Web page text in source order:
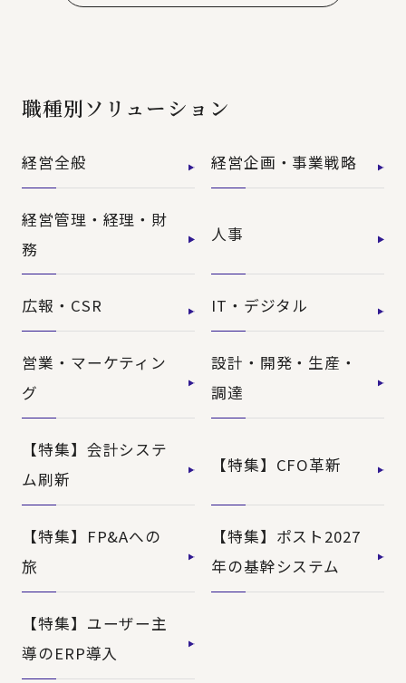
職種別ソリューション
経営全般 経営企画・事業戦略
経営管理・経理・財
務
人事
広報・CSR IT・デジタル
営業・マーケティン
グ
設計・開発・生産・
調達
【特集】会計システ
ム刷新
【特集】CFO革新
【特集】FP&Aへの
旅
【特集】ポスト2027
年の基幹システム
【特集】ユーザー主
導のERP導入